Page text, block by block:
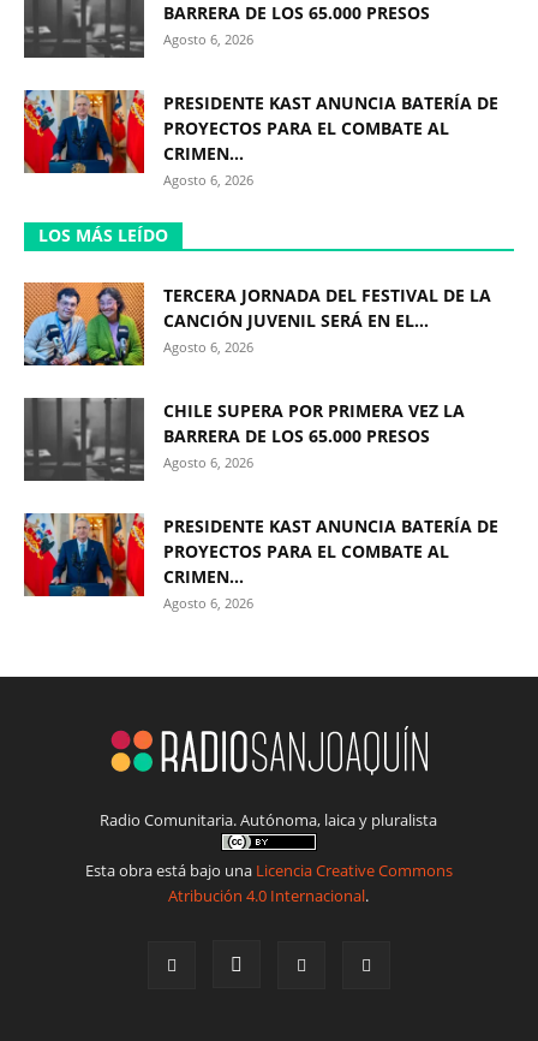
BARRERA DE LOS 65.000 PRESOS
Agosto 6, 2026
PRESIDENTE KAST ANUNCIA BATERÍA DE
PROYECTOS PARA EL COMBATE AL
CRIMEN...
Agosto 6, 2026
LOS MÁS LEÍDO
TERCERA JORNADA DEL FESTIVAL DE LA
CANCIÓN JUVENIL SERÁ EN EL...
Agosto 6, 2026
CHILE SUPERA POR PRIMERA VEZ LA
BARRERA DE LOS 65.000 PRESOS
Agosto 6, 2026
PRESIDENTE KAST ANUNCIA BATERÍA DE
PROYECTOS PARA EL COMBATE AL
CRIMEN...
Agosto 6, 2026
Radio Comunitaria. Autónoma, laica y pluralista
Esta obra está bajo una Licencia Creative Commons
Atribución 4.0 Internacional.